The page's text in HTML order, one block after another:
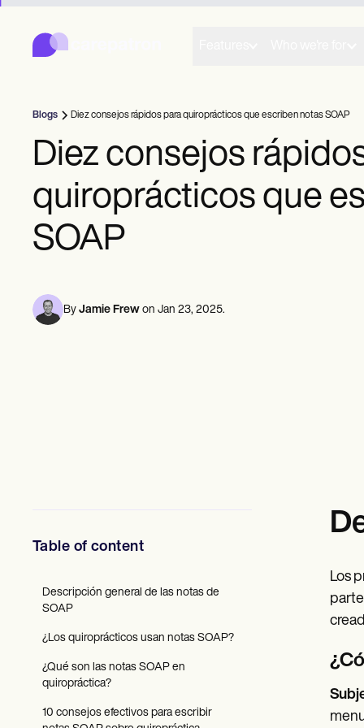
Carepatron
Programación de citas
Documentación Médica
Facturación
Cumplimiento de Normativas
Formularios Online
Recordatorios
Telesalud
Notas clínicas
Administración de Prácticas
Community
Counselors
Coaches
Comparación
Códigos ICD
Procedure Codes
Superbill Template
Treatment Plan Template
Informed Consent Form
DAR Note Template
Blogs Diez consejos rápidos para quiroprácticos que escriben notas SOAP
Diez consejos
quiroprácticos que
SOAP
By Jamie Frew on Jan 23, 2025.
Table of content
Descripción general de las notas de
SOAP
¿Los quiroprácticos usan notas SOAP?
¿Qué son las notas SOAP en
quiropráctica?
10 consejos efectivos para escribir
Los